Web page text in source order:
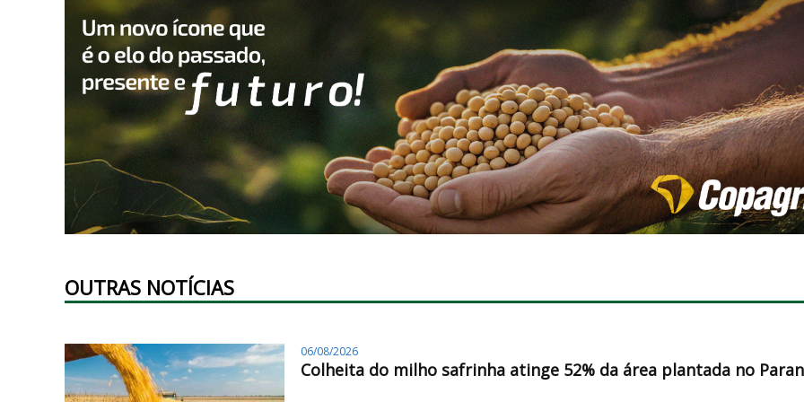
OUTRAS NOTÍCIAS
06/08/2026
Colheita do milho safrinha atinge 52% da área plantada no